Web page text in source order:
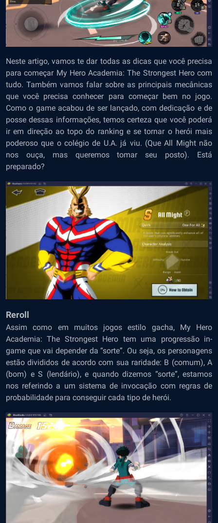
Neste artigo, vamos te dar todas as dicas que você precisa
para começar My Hero Academia: The Strongest Hero com
tudo. Também vamos falar sobre as principais mecânicas
que você precisa conhecer para começar bem no jogo.
Como o game acabou de ser lançado, com dedicação e de
posse dessas informações, temos certeza que você poderá
ir em direção ao topo do ranking e se tornar o herói mais
poderoso que o colégio de U.A. já viu. (Que All Might não
nos ouça, mas queremos tomar seu posto). Está
preparado?
Reroll
Assim como em muitos jogos estilo gacha, My Hero
Academia: The Strongest Hero tem uma progressão in-
game que vai depender da “sorte”. Ou seja, os personagens
estão divididos de acordo com sua raridade: B (comum), A
(bom) e S (lendário), e quando dizemos “sorte”, estamos
nos referindo a um sistema de invocação com regras de
probabilidade para conseguir cada tipo de herói.